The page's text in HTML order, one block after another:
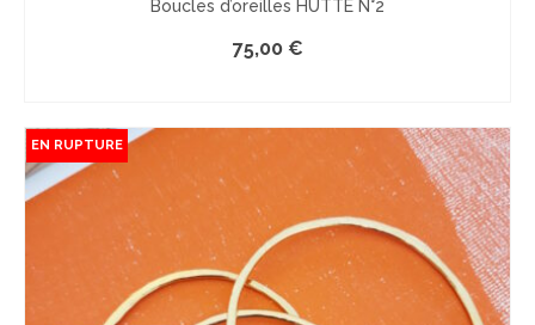
Boucles d’oreilles HUTTE N°2
75,00 €
EN RUPTURE